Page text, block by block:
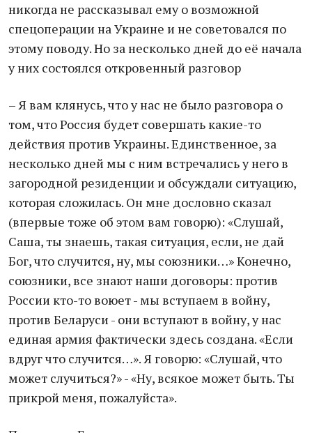
никогда не рассказывал ему о возможной
спецоперации на Украине и не советовался по
этому поводу. Но за несколько дней до её начала
у них состоялся откровенный разговор
– Я вам клянусь, что у нас не было разговора о
том, что Россия будет совершать какие-то
действия против Украины. Единственное, за
несколько дней мы с ним встречались у него в
загородной резиденции и обсуждали ситуацию,
которая сложилась. Он мне дословно сказал
(впервые тоже об этом вам говорю): «Слушай,
Саша, ты знаешь, такая ситуация, если, не дай
Бог, что случится, ну, мы союзники…» Конечно,
союзники, все знают наши договоры: против
России кто-то воюет - мы вступаем в войну,
против Беларуси - они вступают в войну, у нас
единая армия фактически здесь создана. «Если
вдруг что случится…». Я говорю: «Слушай, что
может случиться?» - «Ну, всякое может быть. Ты
прикрой меня, пожалуйста».